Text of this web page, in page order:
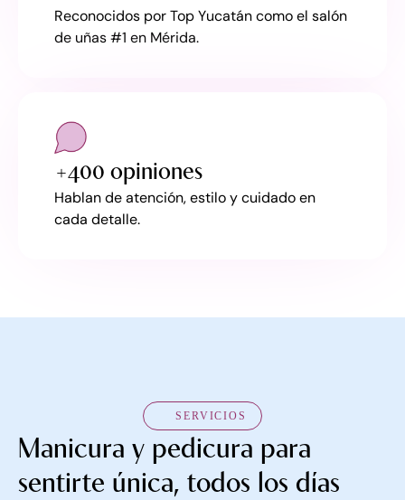
Reconocidos por Top Yucatán como el salón
de uñas #1 en Mérida.
+400 opiniones
Hablan de atención, estilo y cuidado en
cada detalle.
SERVICIOS
Manicura y pedicura para
sentirte única, todos los días